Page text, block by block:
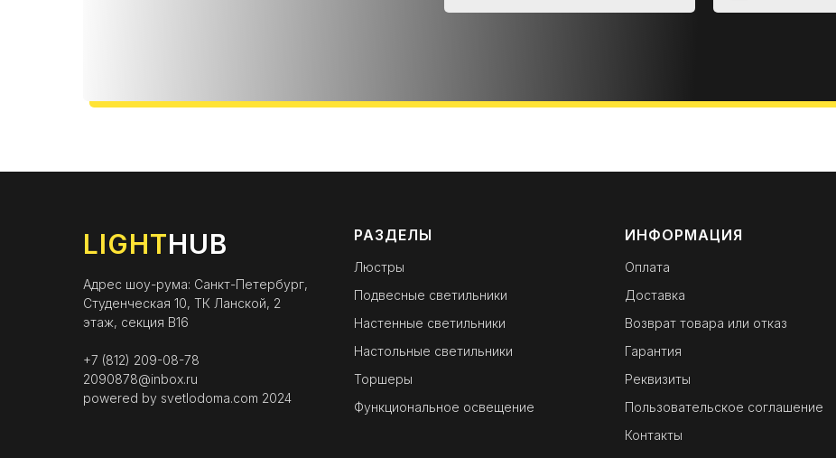
LIGHTHUB
Адрес шоу-рума: Санкт-Петербург,
Студенческая 10, ТК Ланской, 2
этаж, секция B16
+7 (812) 209-08-78
2090878@inbox.ru
powered by svetlodoma.com 2024
РАЗДЕЛЫ
Люстры
Подвесные светильники
Настенные светильники
Настольные светильники
Торшеры
Функциональное освещение
ИНФОРМАЦИЯ
Оплата
Доставка
Возврат товара или отказ
Гарантия
Реквизиты
Пользовательское соглашение
Контакты